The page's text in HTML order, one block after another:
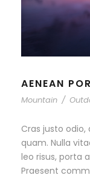
AENEAN
Mountain /
Cras justo
quam. Nulla
leo risus, porta
Praesent